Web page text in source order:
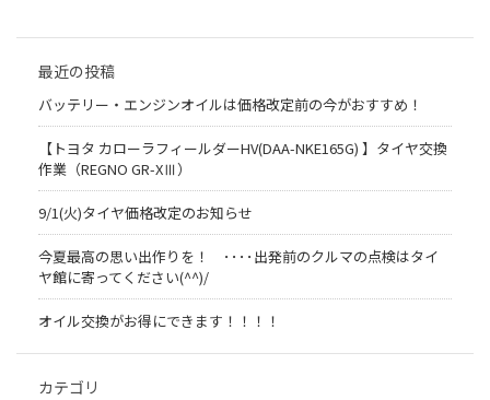
最近の投稿
バッテリー・エンジンオイルは価格改定前の今がおすすめ！
【トヨタ カローラフィールダーHV(DAA-NKE165G) 】タイヤ交換
作業（REGNO GR-XⅢ）
9/1(火)タイヤ価格改定のお知らせ
今夏最高の思い出作りを！ ････出発前のクルマの点検はタイ
ヤ館に寄ってください(^^)/
オイル交換がお得にできます！！！！
カテゴリ